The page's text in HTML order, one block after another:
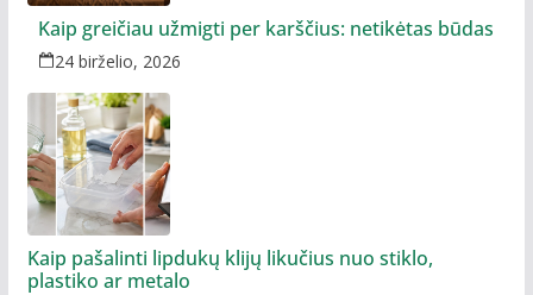
Kaip greičiau užmigti per karščius: netikėtas būdas
24 birželio, 2026
Kaip pašalinti lipdukų klijų likučius nuo stiklo,
plastiko ar metalo